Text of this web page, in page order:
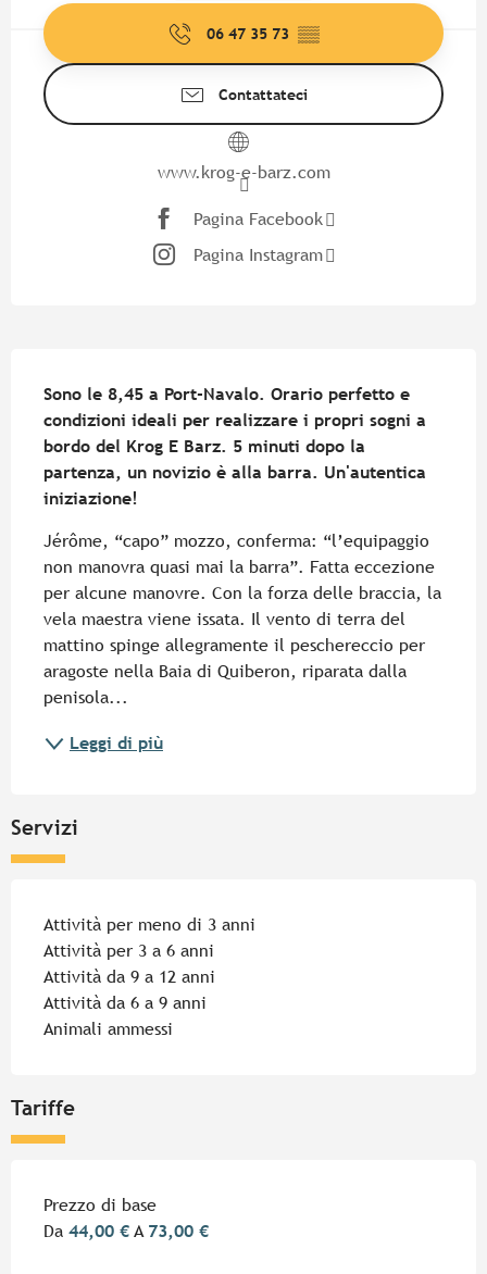
06 47 35 73 ▒▒
Contattateci
www.krog-e-barz.com
Pagina Facebook
Pagina Instagram
Sono le 8,45 a Port-Navalo. Orario perfetto e
condizioni ideali per realizzare i propri sogni a
bordo del Krog E Barz. 5 minuti dopo la
partenza, un novizio è alla barra. Un'autentica
iniziazione!
Jérôme, “capo” mozzo, conferma: “l’equipaggio
non manovra quasi mai la barra”. Fatta eccezione
per alcune manovre. Con la forza delle braccia, la
vela maestra viene issata. Il vento di terra del
mattino spinge allegramente il peschereccio per
aragoste nella Baia di Quiberon, riparata dalla
penisola...
Leggi di più
Servizi
Attività per meno di 3 anni
Attività per 3 a 6 anni
Attività da 9 a 12 anni
Attività da 6 a 9 anni
Animali ammessi
Tariffe
Tariffe 2026
Prezzo di base
Da 44,00 € A 73,00 €